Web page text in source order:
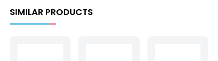
SIMILAR PRODUCTS